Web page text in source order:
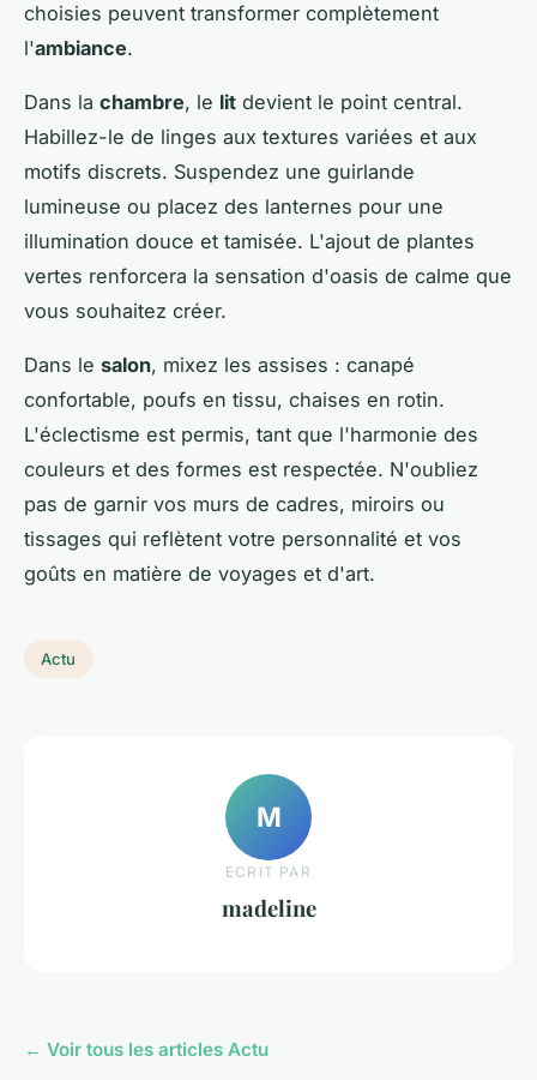
choisies peuvent transformer complètement
l'ambiance.
Dans la chambre, le lit devient le point central.
Habillez-le de linges aux textures variées et aux
motifs discrets. Suspendez une guirlande
lumineuse ou placez des lanternes pour une
illumination douce et tamisée. L'ajout de plantes
vertes renforcera la sensation d'oasis de calme que
vous souhaitez créer.
Dans le salon, mixez les assises : canapé
confortable, poufs en tissu, chaises en rotin.
L'éclectisme est permis, tant que l'harmonie des
couleurs et des formes est respectée. N'oubliez
pas de garnir vos murs de cadres, miroirs ou
tissages qui reflètent votre personnalité et vos
goûts en matière de voyages et d'art.
Actu
M
ECRIT PAR
madeline
← Voir tous les articles Actu